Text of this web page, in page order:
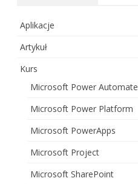
Aplikacje
Artykuł
Kurs
Microsoft Power Automate
Microsoft Power Platform
Microsoft PowerApps
Microsoft Project
Microsoft SharePoint